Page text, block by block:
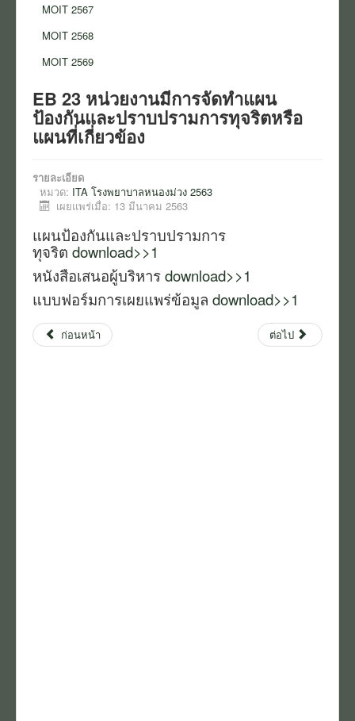
ข่าว
สมัครงาน
งานจัดซื้อจัดจ้าง
การเงิน
แบบแสดง สขร.
ITA โรงพยาบาลหนองม่วง
ITA สสอ.หนองม่วง
งานอาชีวอนามัยและความปลอดภัย
MOIT 2567
MOIT 2568
MOIT 2569
EB 23 หน่วยงานมีการจัดทำแผน
ป้องกันและปราบปรามการทุจริตหรือ
แผนที่เกี่ยวข้อง
รายละเอียด
หมวด: ITA โรงพยาบาลหนองม่วง 2563
เผยแพร่เมื่อ: 13 มีนาคม 2563
แผนป้องกันและปราบปรามการ
ทุจริต download>>1
หนังสือเสนอผู้บริหารdownload>>1
แบบฟอร์มการเผยแพร่ข้อมูล download>>1
ก่อนหน้า ต่อไป